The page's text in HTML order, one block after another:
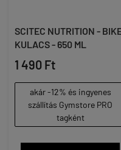
SCITEC NUTRITION -
KULACS - 650 ML
1 490 Ft
akár -12% és ingyenes
szállítás Gymstore PRO
tagként